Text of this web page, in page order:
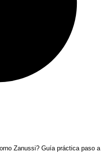
Zanussi? Guía práctica paso a